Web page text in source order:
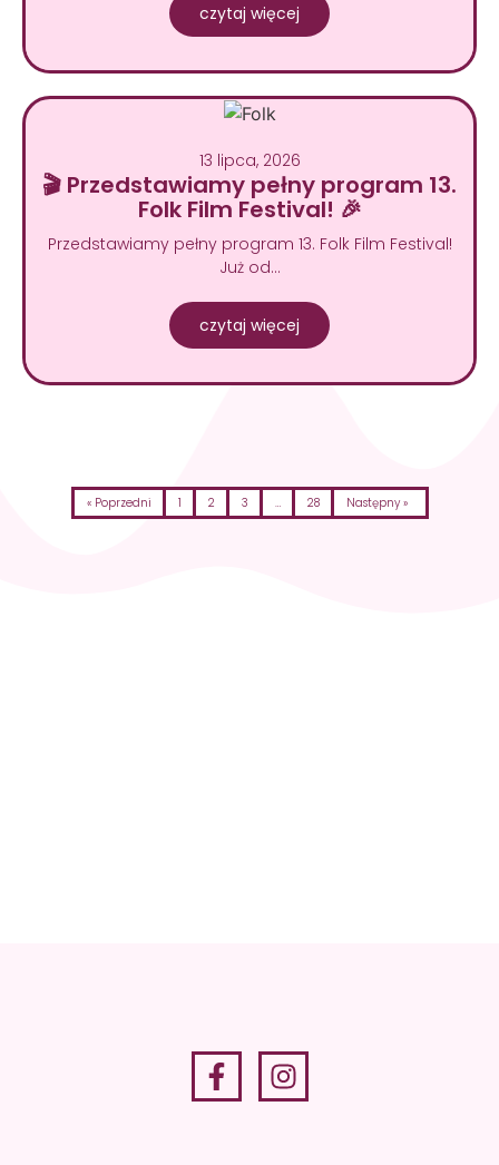
czytaj więcej
13 lipca, 2026
🎬 Przedstawiamy pełny program 13.
Folk Film Festival! 🎉
Przedstawiamy pełny program 13. Folk Film Festival!
Już od…
czytaj więcej
« Poprzedni 1 2 3 … 28 Następny »